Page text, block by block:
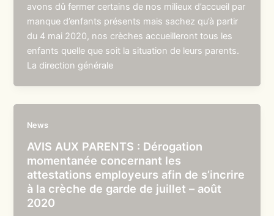
avons dû fermer certains de nos milieux d’accueil par
manque d’enfants présents mais sachez qu’à partir
du 4 mai 2020, nos crèches accueilleront tous les
enfants quelle que soit la situation de leurs parents.
La direction générale
News
AVIS AUX PARENTS : Dérogation
momentanée concernant les
attestations employeurs afin de s’incrire
à la crèche de garde de juillet – août
2020